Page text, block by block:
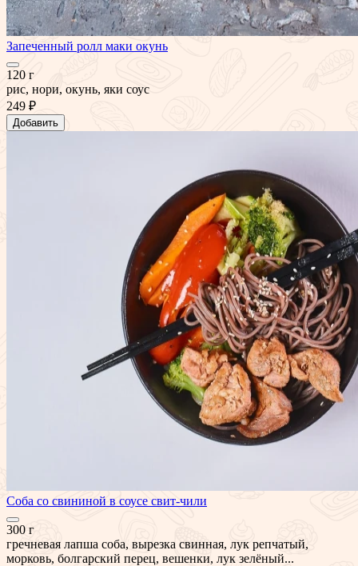
Запеченный ролл маки окунь
120 г
рис, нори, окунь, яки соус
249 ₽
Добавить
Соба со свининой в соусе свит-чили
300 г
гречневая лапша соба, вырезка свинная, лук репчатый,
морковь, болгарский перец, вешенки, лук зелёный...